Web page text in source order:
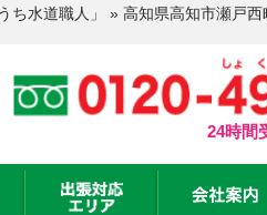
ち水道職人」 » 高知県高知市瀬戸
24時間